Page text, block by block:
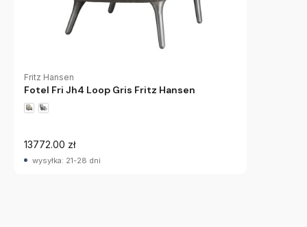
Fritz Hansen
Fotel Fri Jh4 Loop Gris Fritz Hansen
13772.00 zł
wysyłka: 21-28 dni